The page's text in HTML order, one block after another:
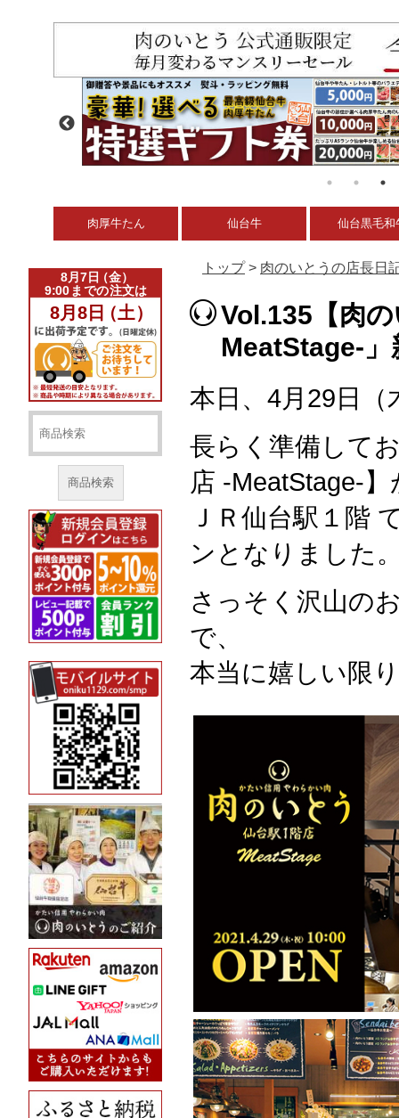
肉厚牛たん 仙台牛 仙台黒毛和
商品検索
トップ> 肉のいとうの店長日
Vol.135【肉
MeatStage-」
本日、4月29日（
長らく準備して
店 -MeatStage-】
ＪＲ仙台駅１階
ンとなりました
さっそく沢山の
で、
本当に嬉しい限